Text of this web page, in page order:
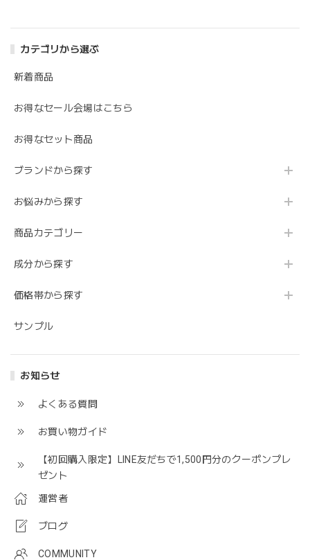
カテゴリから選ぶ
新着商品
お得なセール会場はこちら
お得なセット商品
ブランドから探す
お悩みから探す
商品カテゴリー
成分から探す
価格帯から探す
サンプル
お知らせ
よくある質問
お買い物ガイド
【初回購入限定】LINE友だちで1,500円分のクーポンプレ
ゼント
運営者
ブログ
COMMUNITY